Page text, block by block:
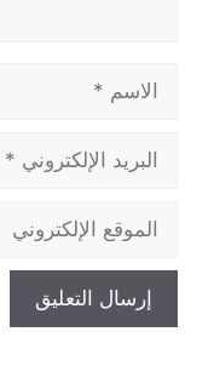
الإلكتروني
الإلكتروني